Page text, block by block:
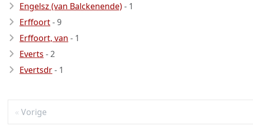
Engelsz (van Balckenende)- 1
Erffoort- 9
Erffoort, van - 1
Everts - 2
Evertsdr- 1
Vorige